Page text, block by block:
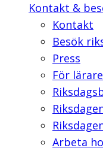
Kontakt &
Kontakt
Besök
Press
För lärare
Arbeta